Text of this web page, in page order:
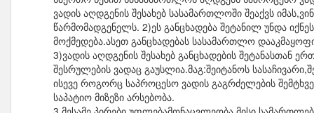
ვადის აღდგენის შესახებ სასამართლოში შეაქვს
წარმომადგენელს. 2)ეს განცხადება შეტანილ უნდა
მოქმედება.ასეთ განცხადებას სასამართლო
3)ვადის აღდგენის შესახებ განცხადების შეტანასთან
შესრულების ვადაც გაუსლია.მაგ:შეიტანოს
ისევე როგორც საპროცესო ვადის გაგრძელების
საპატიო მიზეზი არსებობა.